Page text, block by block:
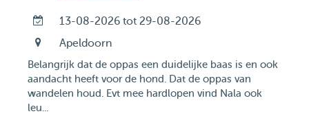
13-08-2026 tot 29-08-2026
Apeldoorn
Belangrijk dat de oppas een duidelijke baas is en ook
aandacht heeft voor de hond. Dat de oppas van
wandelen houd. Evt mee hardlopen vind Nala ook
leu...